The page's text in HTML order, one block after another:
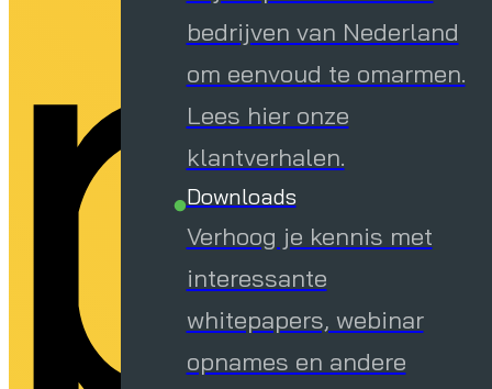
bedrijven van Nederland
om eenvoud te omarmen.
Lees hier onze
klantverhalen.
Downloads
Verhoog je kennis met
interessante
whitepapers, webinar
opnames en andere